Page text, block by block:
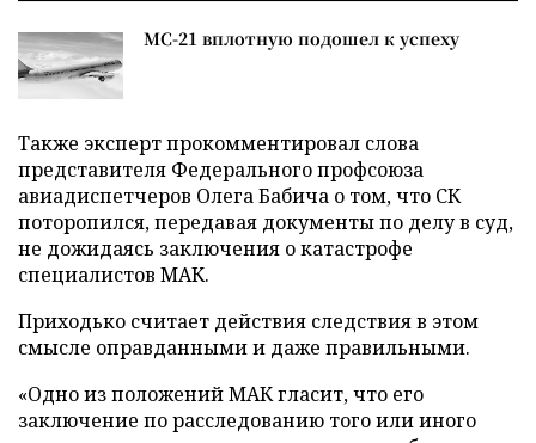
МС-21 вплотную подошел к успеху
Также эксперт прокомментировал слова
представителя Федерального профсоюза
авиадиспетчеров Олега Бабича о том, что СК
поторопился, передавая документы по делу в суд,
не дожидаясь заключения о катастрофе
специалистов МАК.
Приходько считает действия следствия в этом
смысле оправданными и даже правильными.
«Одно из положений МАК гласит, что его
заключение по расследованию того или иного